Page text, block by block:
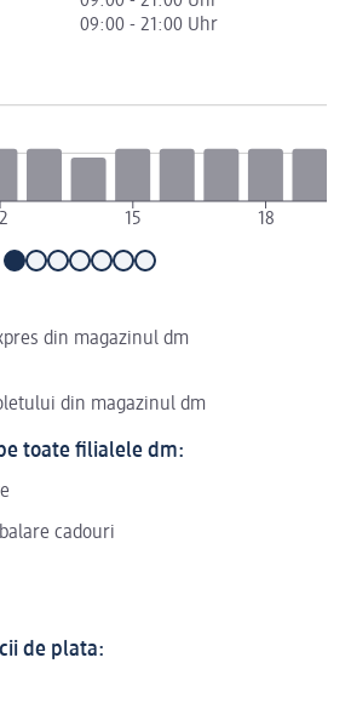
09:00 - 21:00 Uhr
15 18
din magazinul dm
din magazinul dm
toate filialele dm:
cadouri
de plata: